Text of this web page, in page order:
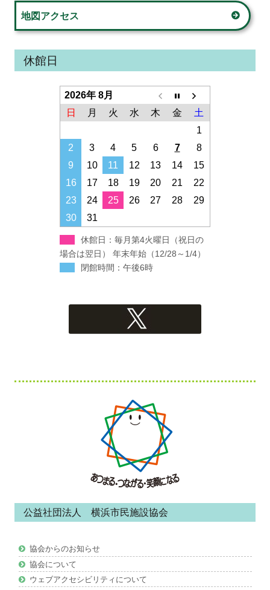
地図アクセス
休館日
2026年 8月
日
月 火 水 木 金
土
1
2
3 4 5 6 7
8
9
10 11 12 13 14
15
16
17 18 19 20 21
22
23
24 25 26 27 28
29
30
31
休館日：毎月第4火曜日（祝日の
場合は翌日） 年末年始（12/28～1/4）
閉館時間：午後6時
テ
ツ
公益社団法人 横浜市民施設協会
協会からのお知らせ
協会について
ウェブアクセシビリティについて